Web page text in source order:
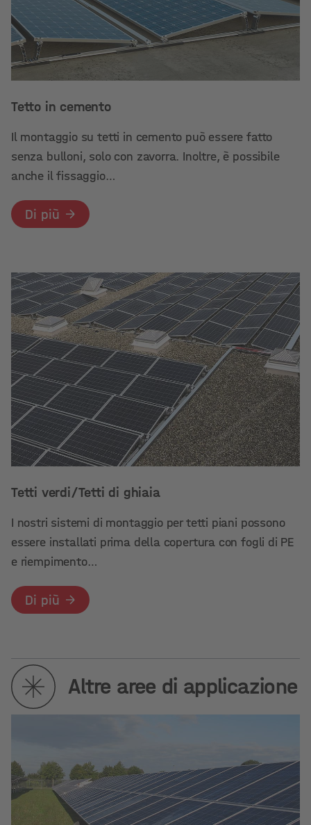
Tetto in cemento
Il montaggio su tetti in cemento può essere fatto
senza bulloni, solo con zavorra. Inoltre, è possibile
anche il fissaggio…
Di più
Tetti verdi/Tetti di ghiaia
I nostri sistemi di montaggio per tetti piani possono
essere installati prima della copertura con fogli di PE
e riempimento…
Di più
Altre aree di applicazione